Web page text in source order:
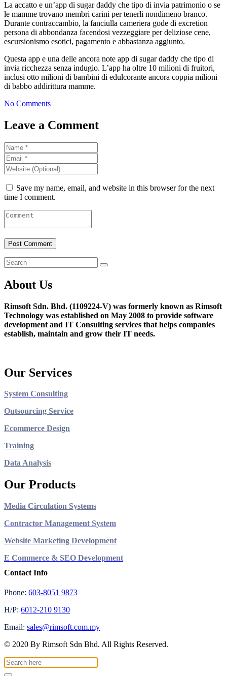
La accatto e un’app di sugar daddy che tipo di invia patrimonio o se
le mamme trovano membri carini per tenerli nondimeno branco.
Durante contraccambio, la fanciulla cameriera gode di excretion
persona di abbondanza facendosi vezzeggiare per deliziose cene,
escursionismo esotici, pagamento e abbastanza aggiunto.
Questa app e una delle ancora note app di sugar daddy che tipo di
invia ricchezza senza indugio. L’app ha oltre 10 milioni di fruitori,
inclusi otto milioni di bambini di edulcorante ancora coppia milioni
di babbo addirittura mamme.
No Comments
Leave a Comment
Save my name, email, and website in this browser for the next
time I comment.
About Us
Rimsoft Sdn. Bhd. (1109224-V) was formerly known as Rimsoft
Technology was established on May 2008 to provide software
development and IT Consulting services that helps companies
establish, maintain and grow their IT needs.
Our Services
System Consulting
Outsourcing Service
Ecommerce Design
Training
Data Analysis
Our Products
Media Circulation Systems
Contractor Management System
Website Marketing Development
E Commerce & SEO Development
Contact Info
Phone: 603-8051 9873
H/P: 6012-210 9130
Email: sales@rimsoft.com.my
© 2020 By Rimsoft Sdn Bhd. All Rights Reserved.